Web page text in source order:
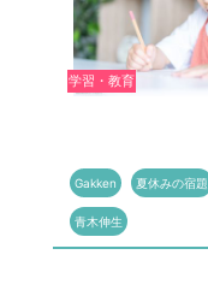
学習・教育
Gakken 夏休みの宿題
青木伸生